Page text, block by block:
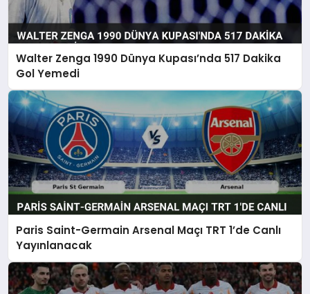
Walter Zenga 1990 Dünya Kupası’nda 517 Dakika
Gol Yemedi
Paris Saint-Germain Arsenal Maçı TRT 1’de Canlı
Yayınlanacak